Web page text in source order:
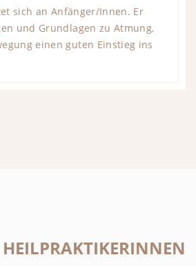
sich an Anfänger/Innen. Er
und Grundlagen zu Atmung,
einen guten Einstieg ins
HEILPRAKTIKERINNEN